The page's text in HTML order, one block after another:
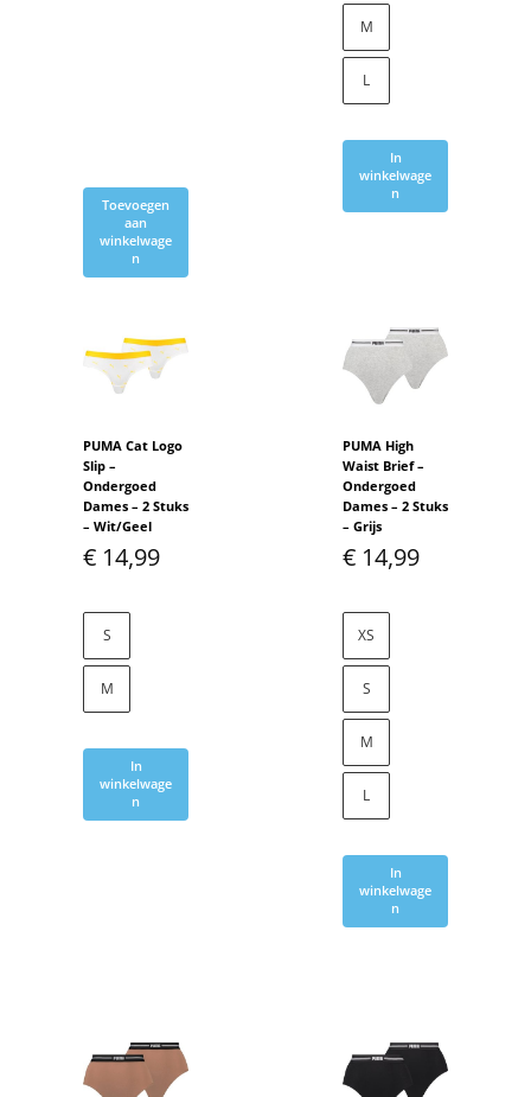
Toevoegen
aan
winkelwage
n
M
L
In
winkelwage
n
PUMA Cat Logo
Slip –
Ondergoed
Dames – 2 Stuks
– Wit/Geel
€ 14,99
S
M
In
winkelwage
n
PUMA High
Waist Brief –
Ondergoed
Dames – 2 Stuks
– Grijs
€ 14,99
XS
S
M
L
In
winkelwage
n